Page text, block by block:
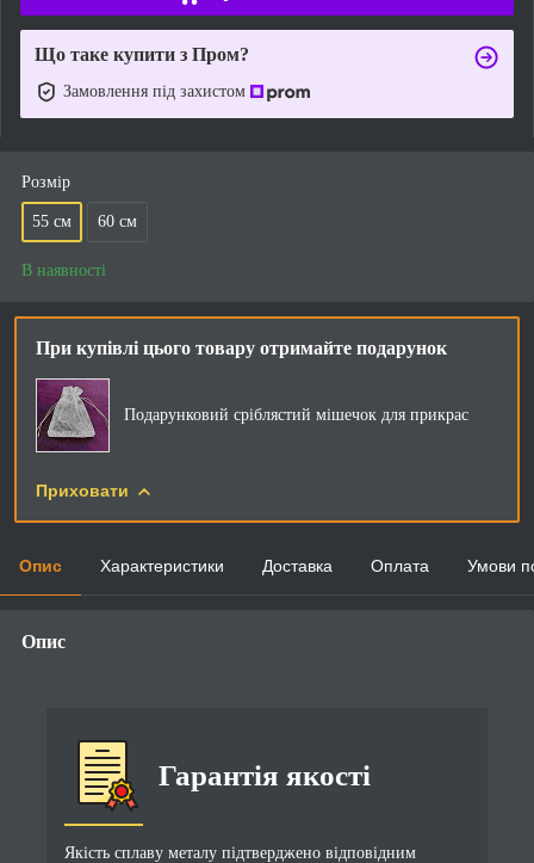
Що таке купити з Пром?
Замовлення під захистом
Розмір
55 см 60 см
В наявності
При купівлі цього товару отримайте подарунок
Подарунковий сріблястий мішечок для прикрас
Приховати
Опис Характеристики Доставка Оплата Умови
Опис
Гарантія якості
Якість сплаву металу підтверджено відповідним